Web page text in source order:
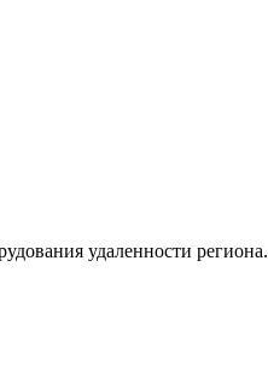
удаленности региона.